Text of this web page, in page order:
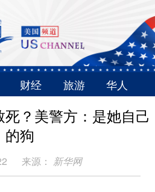
财经 旅游 华人
？美警方：是她自己
的狗
来源： 新华网